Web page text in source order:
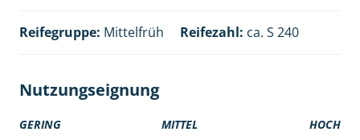
Reifegruppe: Mittelfrüh Reifezahl: ca. S 240
Nutzungseignung
GERING MITTEL HOCH